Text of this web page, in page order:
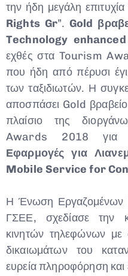
την ήδη μεγάλη
Rights Gr”. Gold
Technology enhanced
εχθές στα Tourism
που ήδη από πέρυσι
των ταξιδιωτών. Η
αποσπάσει Gold
πλαίσιο της
Awards 2018 για
Εφαρμογές για
MobileServicefor
Η Ένωση Εργαζομένων
ΓΣΕΕ, σχεδίασε την
κινητών τηλεφώνων
δικαιωμάτων του
ευρεία πληροφόρηση